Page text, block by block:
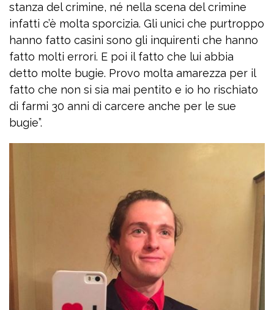
stanza del crimine, né nella scena del crimine
infatti c’è molta sporcizia. Gli unici che purtroppo
hanno fatto casini sono gli inquirenti che hanno
fatto molti errori. E poi il fatto che lui abbia
detto molte bugie. Provo molta amarezza per il
fatto che non si sia mai pentito e io ho rischiato
di farmi 30 anni di carcere anche per le sue
bugie”.